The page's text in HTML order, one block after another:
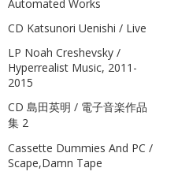
Automated Works
CD Katsunori Uenishi / Live
LP Noah Creshevsky /
Hyperrealist Music, 2011-
2015
CD 島田英明 / 電子音楽作品
集 2
Cassette Dummies And PC /
Scape,Damn Tape